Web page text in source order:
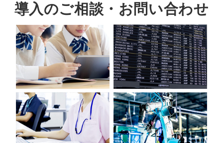
導入のご相談・お問い合わせ